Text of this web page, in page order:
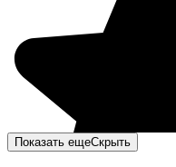
Показать ещеСкрыть